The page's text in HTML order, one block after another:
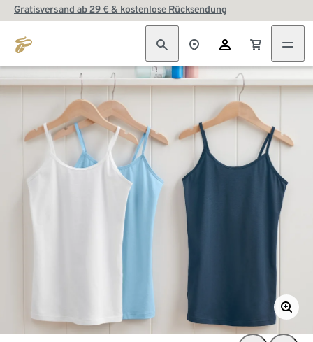
Gratisversand ab 29 € & kostenlose Rücksendung